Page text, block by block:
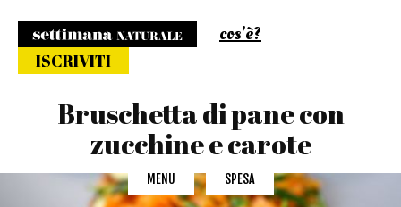
cos'è?
ISCRIVITI
Bruschetta di pane con
zucchine e carote
MENU SPESA